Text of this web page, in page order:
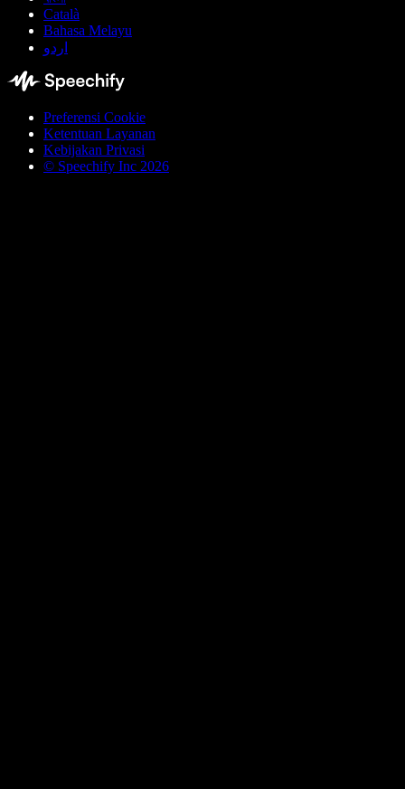
Català
Bahasa Melayu
اردو
Preferensi Cookie
Ketentuan Layanan
Kebijakan Privasi
© Speechify Inc 2026